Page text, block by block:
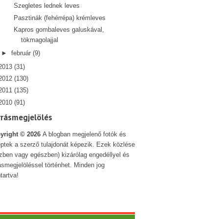
Szegletes lednek leves
Pasztinák (fehérrépa) krémleves
Kapros gombaleves galuskával,
tökmagolajjal
► február (9)
(31)
(130)
(135)
(91)
© 2026 A blogban megjelenő fotók és
a szerző tulajdonát képezik. Ezek közlése
vagy egészben) kizárólag engedéllyel és
történhet. Minden jog